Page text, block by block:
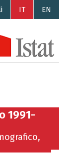
EN
IT
1991-